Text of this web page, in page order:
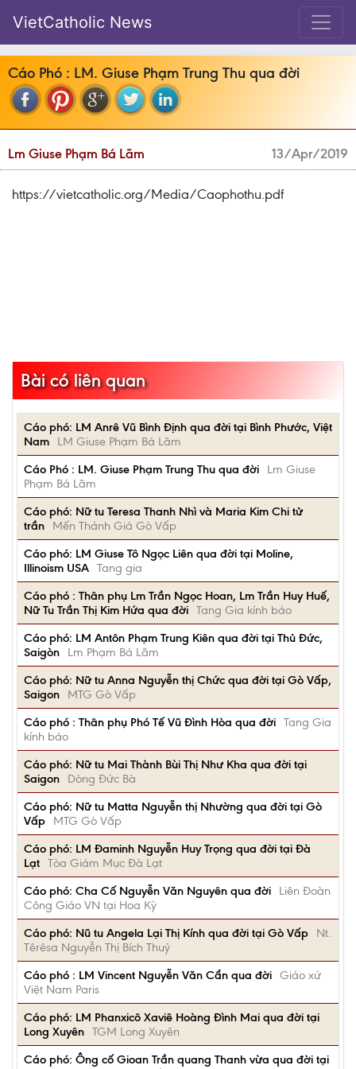
VietCatholic News
Cáo Phó : LM. Giuse Phạm Trung Thu qua đời
Lm Giuse Phạm Bá Lãm 13/Apr/2019
https://vietcatholic.org/Media/Caophothu.pdf
Bài có liên quan
Cáo phó: LM Anrê Vũ Bình Định qua đời tại Bình Phước, Việt
Nam
LM Giuse Phạm Bá Lãm
Cáo Phó : LM. Giuse Phạm Trung Thu qua đời
Lm Giuse
Phạm Bá Lãm
Cáo phó: Nữ tu Teresa Thanh Nhì và Maria Kim Chi tử
trần
Mến Thánh Giá Gò Vấp
Cáo phó: LM Giuse Tô Ngọc Liên qua đời tại Moline,
Illinoism USA Tang gia
Cáo phó : Thân phụ Lm Trần Ngọc Hoan, Lm Trần Huy Huế,
Nữ Tu Trần Thị Kim Hứa qua đời Tang Gia kính báo
Cáo phó: LM Antôn Phạm Trung Kiên qua đời tại Thủ Đức,
Saigòn
Lm Phạm Bá Lãm
Cáo phó: Nữ tu Anna Nguyễn thị Chức qua đời tại Gò Vấp,
Saigon
MTG Gò Vấp
Cáo phó : Thân phụ Phó Tế Vũ Đình Hòa qua đời Tang Gia
kính báo
Cáo phó: Nữ tu Mai Thành Bùi Thị Như Kha qua đời tại
Saigon
Dòng Đức Bà
Cáo phó: Nữ tu Matta Nguyễn thị Nhường qua đời tại Gò
Vấp
MTG Gò Vấp
Cáo phó: LM Đaminh Nguyễn Huy Trọng qua đời tại Đà
Lạt Tòa Giám Mục Đà Lạt
Cáo phó: Cha Cố Nguyễn Văn Nguyên qua đời
Liên Đoàn
Công Giáo VN tại Hoa Kỳ
Cáo phó: Nũ tu Angela Lại Thị Kính qua đời tại Gò Vấp
Nt.
Têrêsa Nguyễn Thị Bích Thuỷ
Cáo phó : LM Vincent Nguyễn Văn Cẩn qua đời Giáo xứ
Việt Nam Paris
Cáo phó: LM Phanxicô Xaviê Hoàng Đình Mai qua đời tại
Long Xuyên TGM Long Xuyên
Cáo phó: Ông cố Gioan Trần quang Thanh vừa qua đời tại